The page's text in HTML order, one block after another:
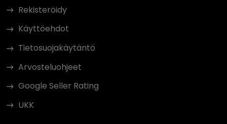
Rekisteröidy
Käyttöehdot
Tietosuojakäytäntö
Arvosteluohjeet
Google Seller Rating
UKK